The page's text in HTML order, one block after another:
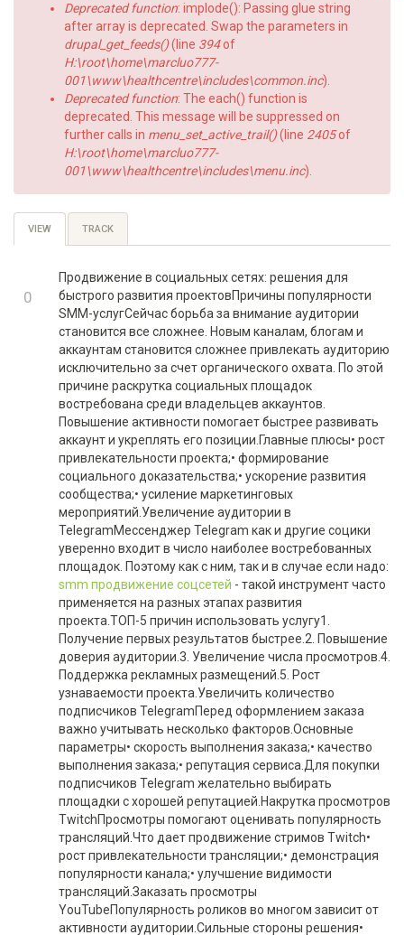
Deprecated function: implode(): Passing glue string
after array is deprecated. Swap the parameters in
drupal_get_feeds()(line 394of
H:\root\home\marcluo777-
001\www\healthcentre\includes\common.inc).
Deprecated function: The each() function is
deprecated. This message will be suppressed on
further calls in menu_set_active_trail()(line 2405of
H:\root\home\marcluo777-
001\www\healthcentre\includes\menu.inc).
Primary
VIEW (ACTIVE
TAB)
TRACK
+1
0
-1
Продвижение в социальных сетях: решения для
быстрого развития проектовПричины популярности
SMM-услугСейчас борьба за внимание аудитории
становится все сложнее. Новым каналам, блогам и
аккаунтам становится сложнее привлекать аудиторию
исключительно за счет органического охвата. По этой
причине раскрутка социальных площадок
востребована среди владельцев аккаунтов.
Повышение активности помогает быстрее развивать
аккаунт и укреплять его позиции.Главные плюсы• рост
привлекательности проекта;• формирование
социального доказательства;• ускорение развития
сообщества;• усиление маркетинговых
мероприятий.Увеличение аудитории в
TelegramМессенджер Telegram как и другие социки
уверенно входит в число наиболее востребованных
площадок. Поэтому как с ним, так и в случае если надо:
smm продвижение соцсетей - такой инструмент часто
применяется на разных этапах развития
проекта.ТОП-5 причин использовать услугу1.
Получение первых результатов быстрее.2. Повышение
доверия аудитории.3. Увеличение числа просмотров.4.
Поддержка рекламных размещений.5. Рост
узнаваемости проекта.Увеличить количество
подписчиков TelegramПеред оформлением заказа
важно учитывать несколько факторов.Основные
параметры• скорость выполнения заказа;• качество
выполнения заказа;• репутация сервиса.Для покупки
подписчиков Telegram желательно выбирать
площадки с хорошей репутацией.Накрутка просмотров
TwitchПросмотры помогают оценивать популярность
трансляций.Что дает продвижение стримов Twitch•
рост привлекательности трансляции;• демонстрация
популярности канала;• улучшение видимости
трансляций.Заказать просмотры
YouTubeПопулярность роликов во многом зависит от
активности аудитории.Сильные стороны решения•